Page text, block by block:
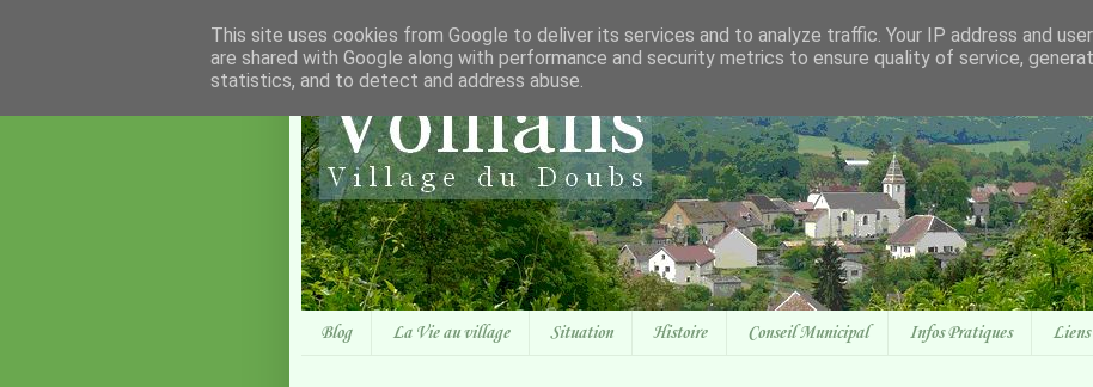
Blog La Vie au village Situation Histoire Conseil Municipal Infos Pratiques Liens
This site uses cookies from Google to deliver its services and to analyze traffic. Your IP address and
are shared with Google along with performance and security metrics to ensure quality of service,
statistics, and to detect and address abuse.